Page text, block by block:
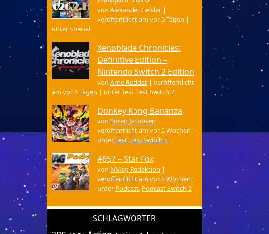
von Alexander Geisler|
veröffentlicht am vor 5 Tagen |
unterSpecial
Xenoblade Chronicles:
Definitive Edition –
Nintendo Switch 2 Edition
von Arne Ruddat| veröffentlicht
am vor 4 Tagen | unterTest,Test Switch 2
Donkey Kong Bananza
von Sören Jacobsen |
veröffentlicht am vor 2 Wochen |
unterTest,Test Switch 2
#657 – Star Fox
von NMag Redaktion |
veröffentlicht am vor 2 Wochen |
unter Podcast, Podcast Switch 2
SCHLAGWÖRTER